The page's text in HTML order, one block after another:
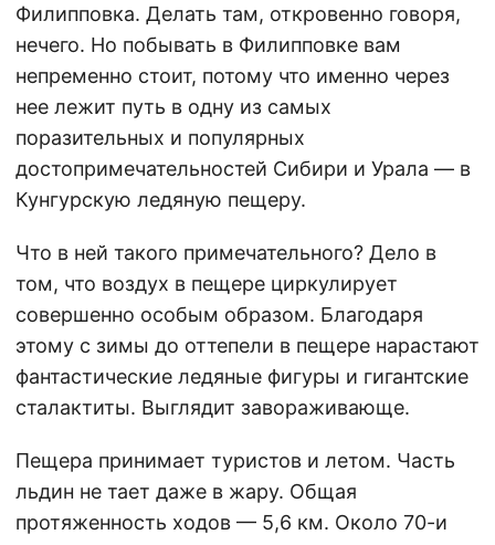
Филипповка. Делать там, откровенно говоря,
нечего. Но побывать в Филипповке вам
непременно стоит, потому что именно через
нее лежит путь в одну из самых
поразительных и популярных
достопримечательностей Сибири и Урала — в
Кунгурскую ледяную пещеру.
Что в ней такого примечательного? Дело в
том, что воздух в пещере циркулирует
совершенно особым образом. Благодаря
этому с зимы до оттепели в пещере нарастают
фантастические ледяные фигуры и гигантские
сталактиты. Выглядит завораживающе.
Пещера принимает туристов и летом. Часть
льдин не тает даже в жару. Общая
протяженность ходов — 5,6 км. Около 70-и